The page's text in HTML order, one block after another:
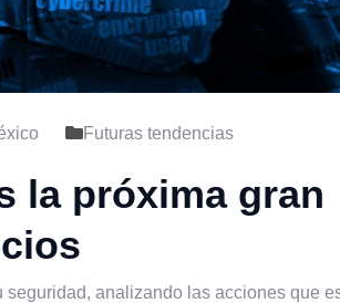
Futuras tendencias
la próxima gran
analizando las acciones que